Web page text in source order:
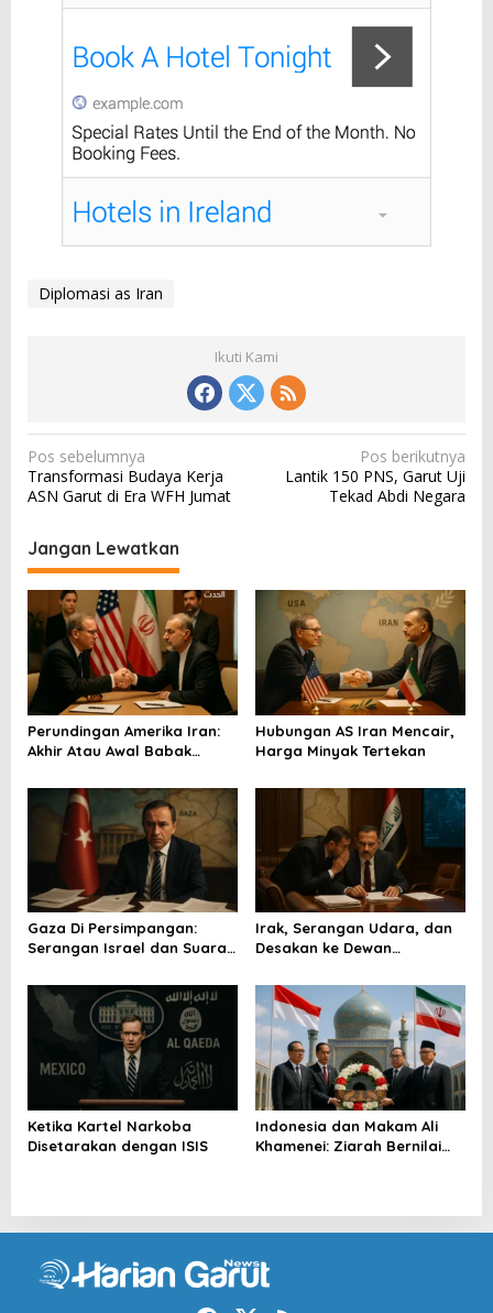
Diplomasi as Iran
Ikuti Kami
N
a
i
g
a
s
i
p
o
s
Pos sebelumnya
Transformasi Budaya Kerja
ASN Garut di Era WFH Jumat
Pos berikutnya
Lantik 150 PNS, Garut Uji
Tekad Abdi Negara
Jangan Lewatkan
Perundingan Amerika Iran:
Akhir Atau Awal Babak
Hubungan AS Iran Mencair,
Harga Minyak Tertekan
Gaza Di Persimpangan:
Serangan Israel dan Suara
Irak, Serangan Udara, dan
Desakan ke Dewan
Ketika Kartel Narkoba
Disetarakan dengan ISIS
Indonesia dan Makam Ali
Khamenei: Ziarah Bernilai